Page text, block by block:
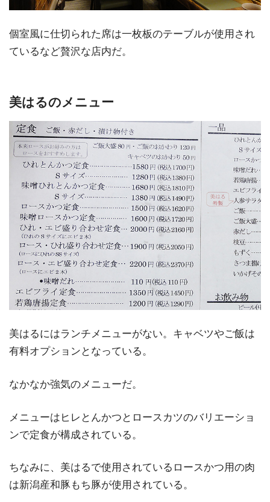
個室風に仕切られた席は一枚板のテーブルが使用され
ているなど贅沢な店内だ。
美はるのメニュー
美はるにはランチメニューがない。キャベツやご飯は
有料オプションとなっている。
なかなか強気のメニューだ。
メニューはヒレとんかつとロースカツのバリエーショ
ンで定食が構成されている。
ちなみに、美はるで使用されているロースかつ用の肉
は新潟産和豚もち豚が使用されている。